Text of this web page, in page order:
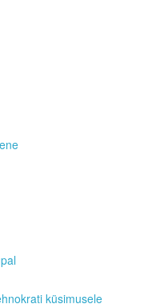
küsimusele